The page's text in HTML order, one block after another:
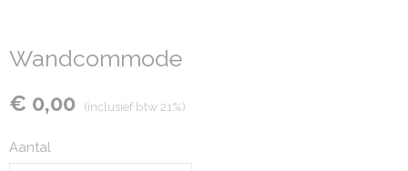
Wandcommode
€ 0,00 (inclusief btw 21%)
Aantal